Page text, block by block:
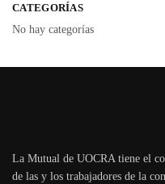
CATEGORÍAS
No hay categorías
La Mutual de UOCRA tiene el
de las y los trabajadores de la